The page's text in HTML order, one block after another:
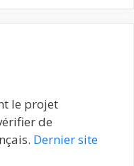
le projet
de
Dernier site